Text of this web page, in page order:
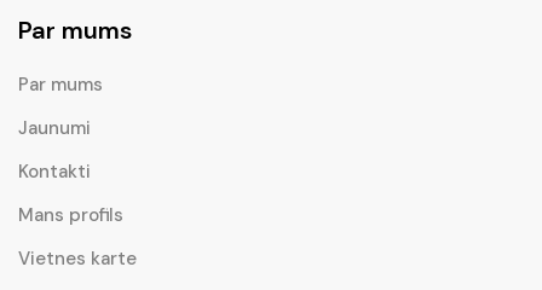
Par mums
Par mums
Jaunumi
Kontakti
Mans profils
Vietnes karte